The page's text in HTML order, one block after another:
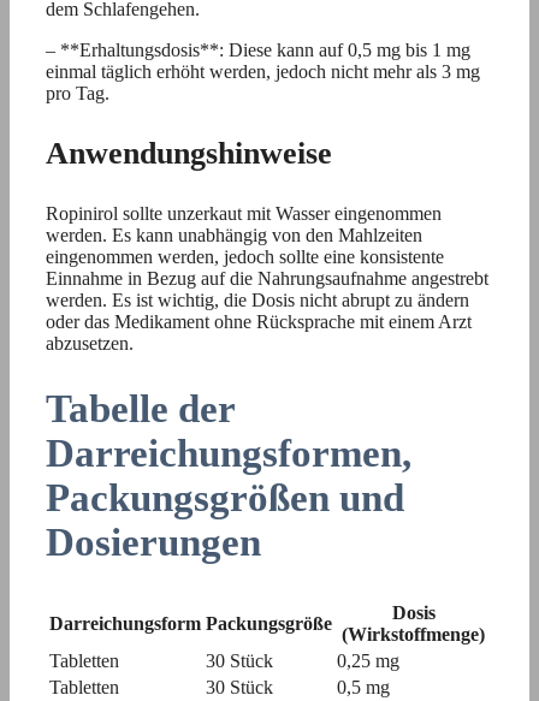
dem Schlafengehen.
– **Erhaltungsdosis**: Diese kann auf 0,5 mg bis 1 mg
einmal täglich erhöht werden, jedoch nicht mehr als 3 mg
pro Tag.
Anwendungshinweise
Ropinirol sollte unzerkaut mit Wasser eingenommen
werden. Es kann unabhängig von den Mahlzeiten
eingenommen werden, jedoch sollte eine konsistente
Einnahme in Bezug auf die Nahrungsaufnahme angestrebt
werden. Es ist wichtig, die Dosis nicht abrupt zu ändern
oder das Medikament ohne Rücksprache mit einem Arzt
abzusetzen.
Tabelle der
Darreichungsformen,
Packungsgrößen und
Dosierungen
Darreichungsform Packungsgröße
Dosis
(Wirkstoffmenge)
Tabletten
30 Stück
0,25 mg
Tabletten
30 Stück
0,5 mg